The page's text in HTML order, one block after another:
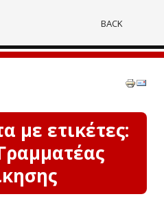
BACK
με ετικέτες: